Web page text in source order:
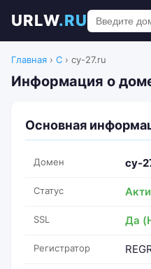
URLW.RU
Главная › C › cy-27.ru
Информация о
Основная
Домен cy-
Статус
SSL Да
Регистратор